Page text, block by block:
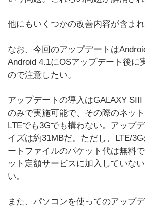
他にもいくつかの改善内容が含まれ
なお、今回のアップデートは
Android 4.1にOSアップデート後に
ので注意したい。
アップデートの導入はGALAXY
のみで実施可能で、その際のネッ
LTEでも3Gでも構わない。アップ
イズは約31MBだ。ただし、LTE/
ートファイルのパケット代は無料
ット定額サービスに加入していな
い。
また、パソコンを使ってのアップデ